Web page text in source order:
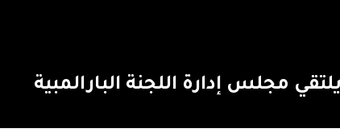
مجلس إدارة اللجنة البارالمبية